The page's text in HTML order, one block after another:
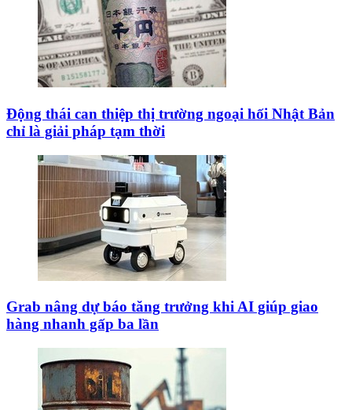
Động thái can thiệp thị trường ngoại hối Nhật Bản
chỉ là giải pháp tạm thời
Grab nâng dự báo tăng trưởng khi AI giúp giao
hàng nhanh gấp ba lần